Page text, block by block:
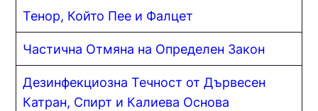
Тенор, Който Пее и Фалцет
Частична Отмяна на Определен Закон
Дезинфекциозна Течност от Дървесен
Катран, Спирт и Калиева Основа